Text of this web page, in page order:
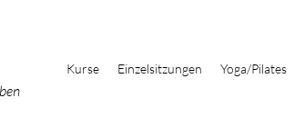
Kurse Einzelsitzungen Yoga/Pilates